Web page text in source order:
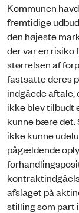
Kommunen
fremtidige
den højeste
der var en risiko
størrelsen af
fastsatte deres
indgåede aftale,
ikke blev tilbudt
kunne bære det.
ikke kunne
pågældende
afslaget på
stilling som part